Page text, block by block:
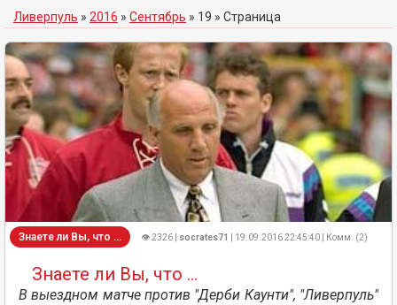
Ливерпуль » 2016 » Сентябрь » 19 » Страница
Знаете ли Вы, что ... 👁 2326 | socrates71 | 19.09.2016 22:45:40 | Комм. (2)
Знаете ли Вы, что ...
В выездном матче против "Дерби Каунти", "Ливерпуль"